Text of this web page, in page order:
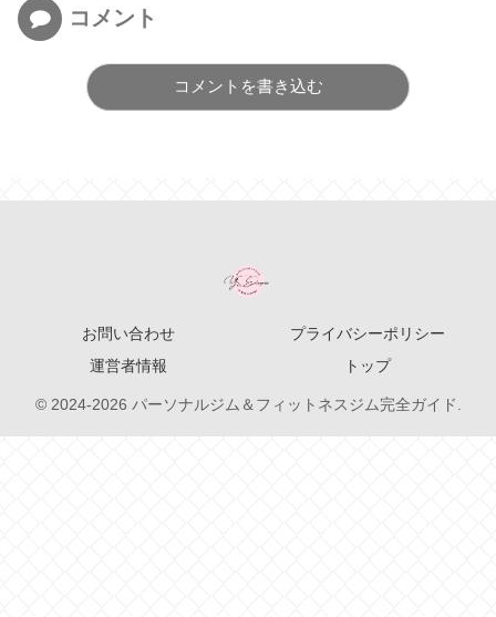
コメント
コメントを書き込む
お問い合わせ
プライバシーポリシー
運営者情報
トップ
© 2024-2026 パーソナルジム＆フィットネスジム完全ガイド.